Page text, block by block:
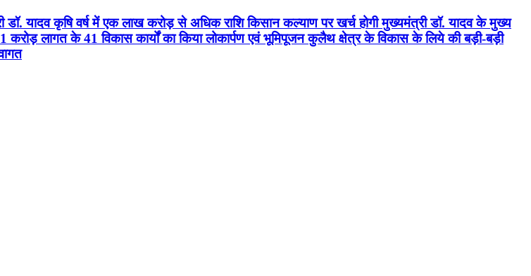
यादव कृषि वर्ष में एक लाख करोड़ से अधिक राशि किसान कल्याण पर खर्च होगी मुख्यमंत्री डॉ. यादव के मुख्य
लागत के 41 विकास कार्यों का किया लोकार्पण एवं भूमिपूजन कुलैथ क्षेत्र के विकास के लिये की बड़ी-बड़ी